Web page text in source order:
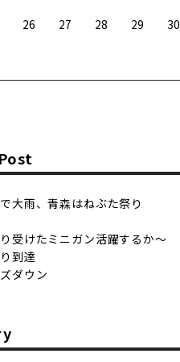
26 27 28 29 30
大雨、青森はねぶた祭り
受けたミニガン活躍するか〜
到達
ダウン